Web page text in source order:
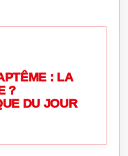
: LA
?
DU JOUR